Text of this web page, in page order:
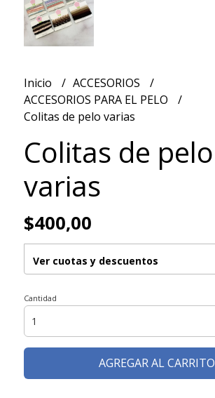
Inicio
ACCESORIOS
ACCESORIOS PARA EL PELO
Colitas de pelo varias
Colitas de pelo
varias
$400,00
Ver cuotas y descuentos
Cantidad
AGREGAR AL CARRITO